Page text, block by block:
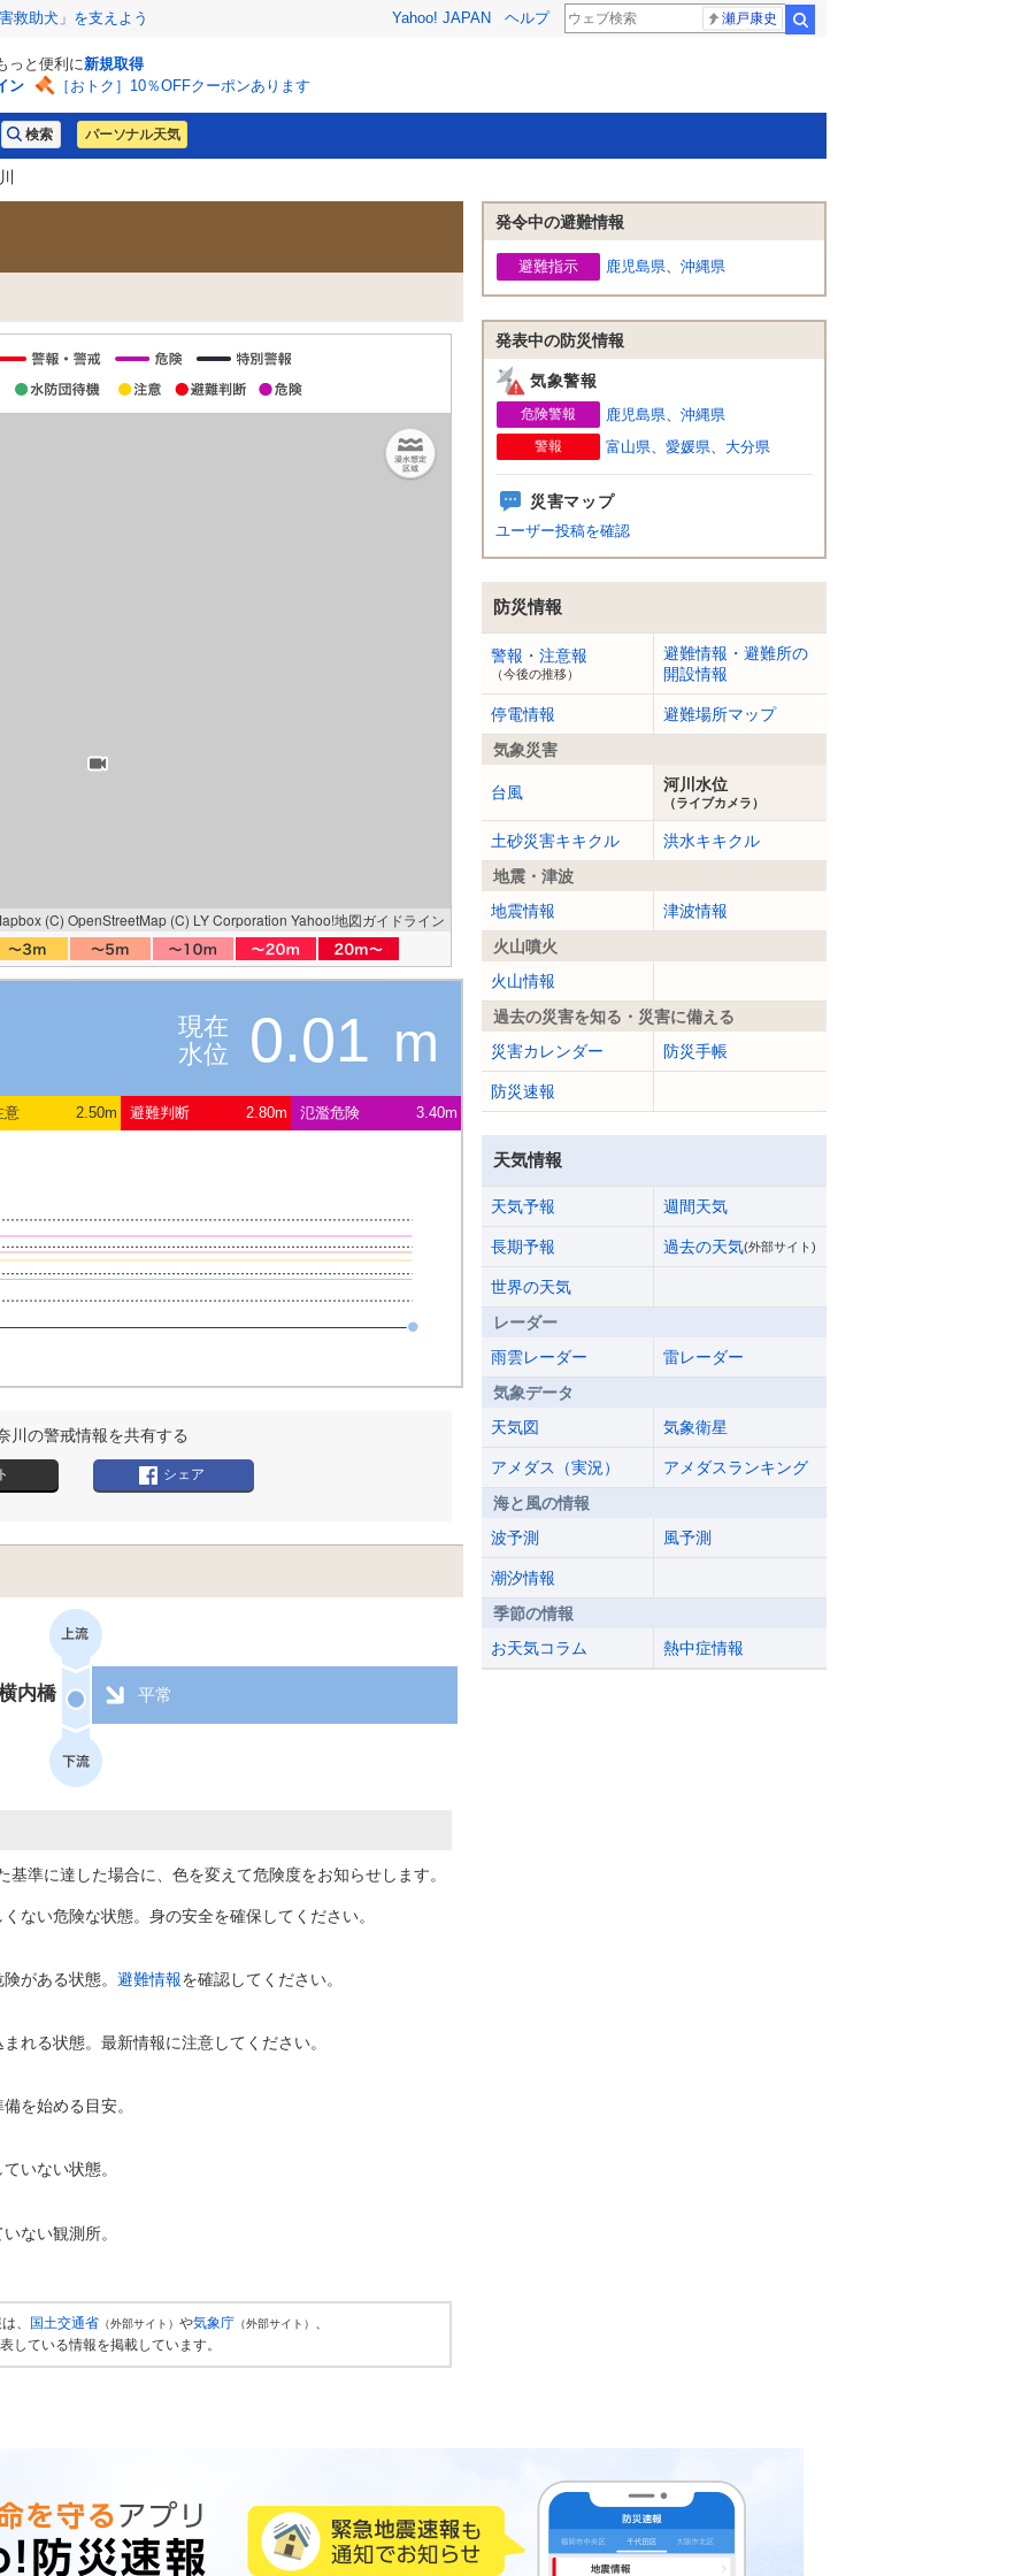
救助犬」を支えよう Yahoo! JAPAN ヘルプ 瀬戸康史
っと便利に新規取得
ン
［おトク］10％OFFクーポンあります
パーソナル天気
(C) OpenStreetMap (C) LY Corporation Yahoo!地図ガイドライン
現在
水位
0.01 m
意 2.50m 避難判断 2.80m 氾濫危険 3.40m
川の警戒情報を共有する
シェア
内橋 平常
準に達した場合に、色を変えて危険度をお知らせします。
ない危険な状態。身の安全を確保してください。
がある状態。 避難情報を確認してください。
れる状態。最新情報に注意してください。
を始める目安。
いない状態。
ない観測所。
、 国土交通省 （外部サイト） や気象庁 （外部サイト） 、
している情報を掲載しています。
発令中の避難情報
避難指示 鹿児島県、 沖縄県
発表中の防災情報
気象警報
危険警報 鹿児島県、 沖縄県
警報 富山県、 愛媛県、 大分県
災害マップ
ユーザー投稿を確認
防災情報
警報・注意報
（今後の推移）
避難情報・避難所の
開設情報
停電情報
避難場所マップ
気象災害
台風 河川水位
（ライブカメラ）
土砂災害キキクル
洪水キキクル
地震・津波
地震情報
津波情報
火山噴火
火山情報
過去の災害を知る・災害に備える
災害カレンダー
防災手帳
防災速報
天気情報
天気予報 週間天気
長期予報 過去の天気(外部サイト)
世界の天気
レーダー
雨雲レーダー
雷レーダー
気象データ
天気図
気象衛星
アメダス（実況）
アメダスランキング
海と風の情報
波予測
風予測
潮汐情報
季節の情報
お天気コラム
熱中症情報